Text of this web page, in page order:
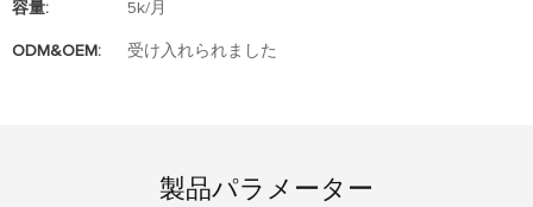
容量: 5k/月
ODM&OEM: 受け入れられました
製品パラメーター